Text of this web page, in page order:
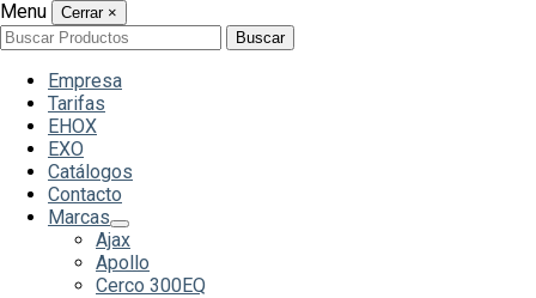
Menu Cerrar ×
Buscar
por:
Buscar
Empresa
Tarifas
EHOX
EXO
Catálogos
Contacto
Marcas
Ajax
Apollo
Cerco 300EQ